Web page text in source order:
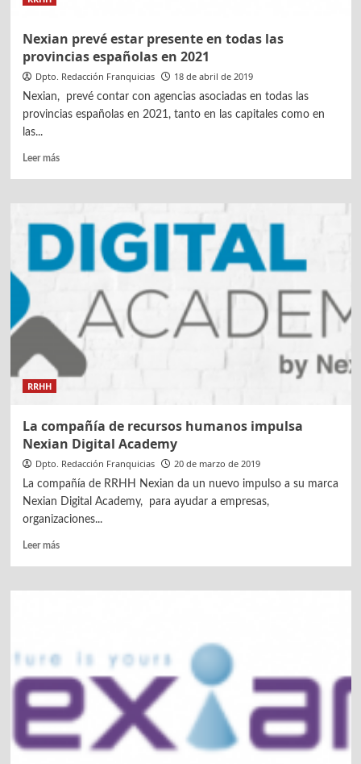
Nexian prevé estar presente en todas las
provincias españolas en 2021
Dpto. Redacción Franquicias 18 de abril de 2019
Nexian, prevé contar con agencias asociadas en todas las
provincias españolas en 2021, tanto en las capitales como en
las...
Leer másLeer
estar
presente
en
provincias
españolas
en
2021
RRHH
La compañía de recursos humanos impulsa
Nexian Digital Academy
Dpto. Redacción Franquicias 20 de marzo de 2019
La compañía de RRHH Nexian da un nuevo impulso a su marca
Nexian Digital Academy, para ayudar a empresas,
organizaciones...
Leer másLeer
La
humanos
impulsa
Nexian
Digital
Academy